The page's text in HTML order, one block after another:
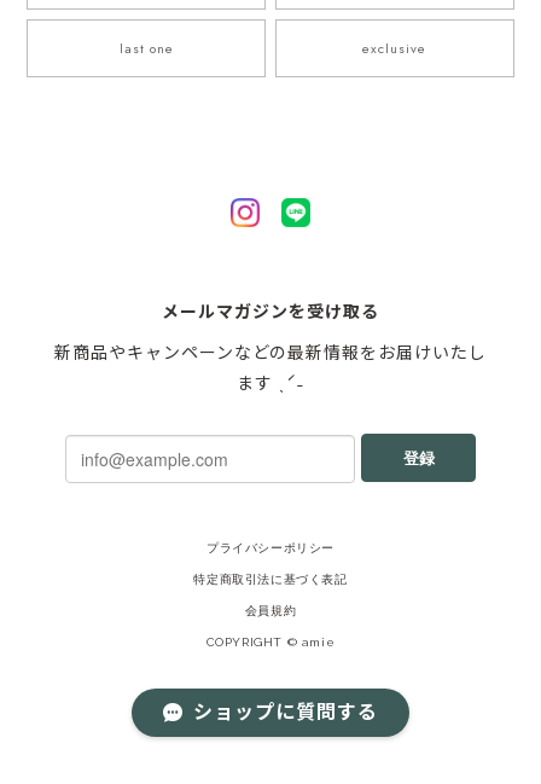
last one exclusive
メールマガジンを受け取る
新商品やキャンペーンなどの最新情報をお届けいたし
ます ˎˊ˗
登録
プライバシーポリシー
特定商取引法に基づく表記
会員規約
COPYRIGHT © amie
ショップに質問する